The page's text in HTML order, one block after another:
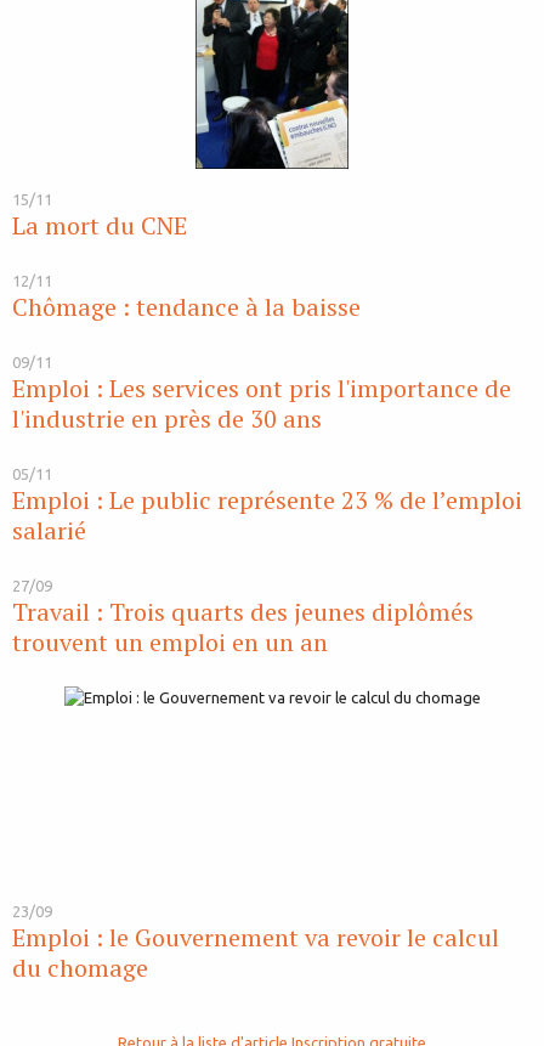
15/11
La mort du CNE
12/11
Chômage : tendance à la baisse
09/11
Emploi : Les services ont pris l'importance de
l'industrie en près de 30 ans
05/11
Emploi : Le public représente 23 % de l’emploi
salarié
27/09
Travail : Trois quarts des jeunes diplômés
trouvent un emploi en un an
23/09
Emploi : le Gouvernement va revoir le calcul
du chomage
Retour à la liste d'article Inscription gratuite